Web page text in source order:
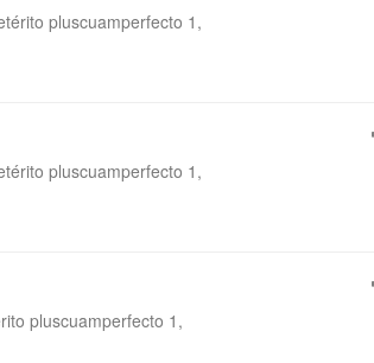
pluscuamperfecto 1,
pluscuamperfecto 1,
pluscuamperfecto 1,